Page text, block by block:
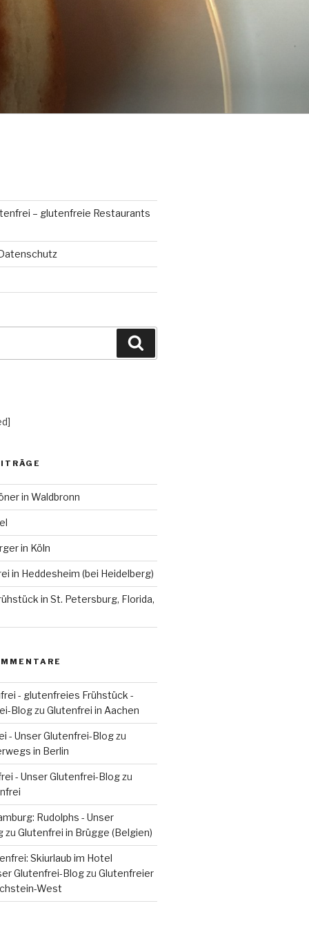
– glutenfreie Restaurants
in Waldbronn
in Köln
in Heddesheim (bei Heidelberg)
in St. Petersburg, Florida,
- glutenfreies Frühstück -
Blogzu Glutenfrei in Aachen
- Unser Glutenfrei-Blogzu
in Berlin
- Unser Glutenfrei-Blogzu
Rudolphs - Unser
zu Glutenfrei in Brügge (Belgien)
Skiurlaub im Hotel
Glutenfrei-Blogzu Glutenfreier
West